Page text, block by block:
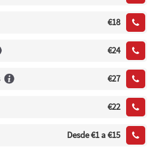
€18
€24
€27
€22
Desde€1a €15